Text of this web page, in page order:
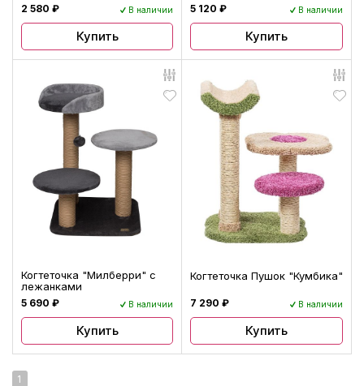
2 580 ₽ В наличии
Купить
5 120 ₽ В наличии
Купить
Когтеточка "Милберри" с
лежанками
5 690 ₽ В наличии
Купить
Когтеточка Пушок "Кумбика"
7 290 ₽ В наличии
Купить
1